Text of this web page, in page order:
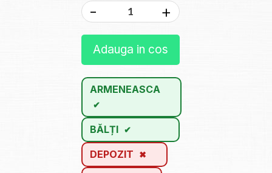
- +
Adauga in cos
ARMENEASCA
BĂLȚI
DEPOZIT